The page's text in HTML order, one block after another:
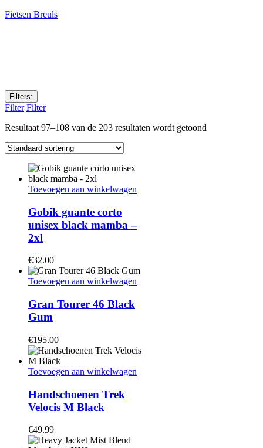
Fietsen Breuls
Filters:
Filter Filter
Resultaat 97–108 van de 203 resultaten wordt getoond
Toevoegen aan winkelwagen
Gobik guante corto
unisex black mamba –
2xl
€32.00
Toevoegen aan winkelwagen
Gran Tourer 46 Black
Gum
€195.00
Toevoegen aan winkelwagen
Handschoenen Trek
Velocis M Black
€49.99